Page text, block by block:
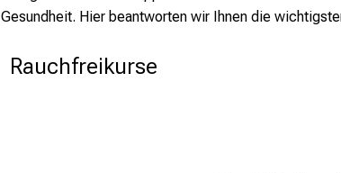
Gesundheit. Hier beantworten wir Ihnen die
Rauchfreikurse